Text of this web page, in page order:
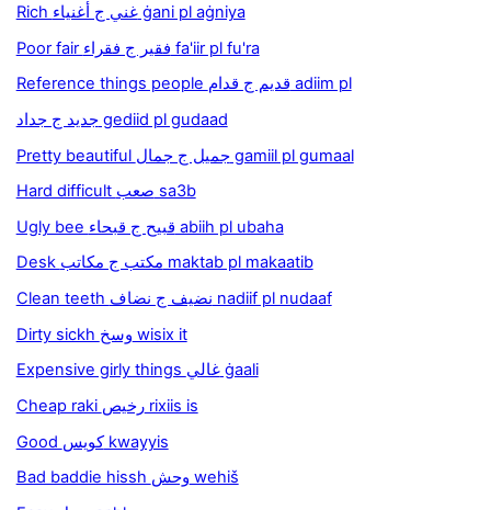
Rich غني ج أغنياء ġani pl aġniya
Poor fair فقير ج فقراء fa'iir pl fu'ra
Reference things people قديم ج قدام adiim pl
جديد ج جداد gediid pl gudaad
Pretty beautiful جميل ج جمال gamiil pl gumaal
Hard difficult صعب sa3b
Ugly bee قبيح ج قبحاء abiih pl ubaha
Desk مكتب ج مكاتب maktab pl makaatib
Clean teeth نضيف ج نضاف nadiif pl nudaaf
Dirty sickh وسخ wisix it
Expensive girly things غالي ġaali
Cheap raki رخيص rixiis is
Good كويس kwayyis
Bad baddie hissh وحش wehiš